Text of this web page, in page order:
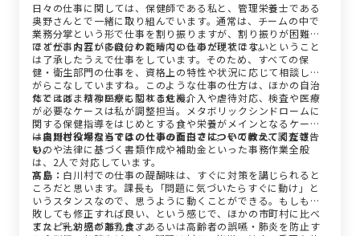
日々の仕事に関しては、保健師である私と、管理栄養士である
奥野さんとで一緒に取り組んでいます。通常は、チームの中で
業務分掌という形で仕事を割り振りますが、割り振りが困難な
ほど仕事内容が多岐にわたっているのが現状です。
ですが、お互いに自分の範疇内の仕事だけではないということ
は了承したうえで仕事をしています。そのため、すべての保
健・衛生部門の仕事を、資格上の特性や状況に応じて相談しな
がらこなしていますね。このような仕事の仕方は、ほかの自治
体ではあまりないかもしれません。
たとえば、精神医療に関する危機介入や虐待対応、検査や医療
が必要なケースは私が調整担当。メタボリックシンドロームに
関する保健指導をはじめとする食や栄養がメインとなるケース
は奥野さんが担当する、といった形です。そのほか、調査報告
ものや法律に基づく書類作成や補助金といった事務作業全般
は、2人で対応しています。
—白川村役場ならではの仕事の面白さについて教えてくださ
い。
髙島： 白川村での仕事の醍醐味は、すぐに対策を講じられると
ころだと思います。課長も「問題に気づいたらすぐに動け」と
いうスタンスなので、思うように動くことができる。もしも失
敗しても修正すれば良い、という感じで、ほかの市町村に比べ
てスピード感があります。
また、乳幼児の離乳食、あるいは高齢者の誤嚥・肺炎を防止す